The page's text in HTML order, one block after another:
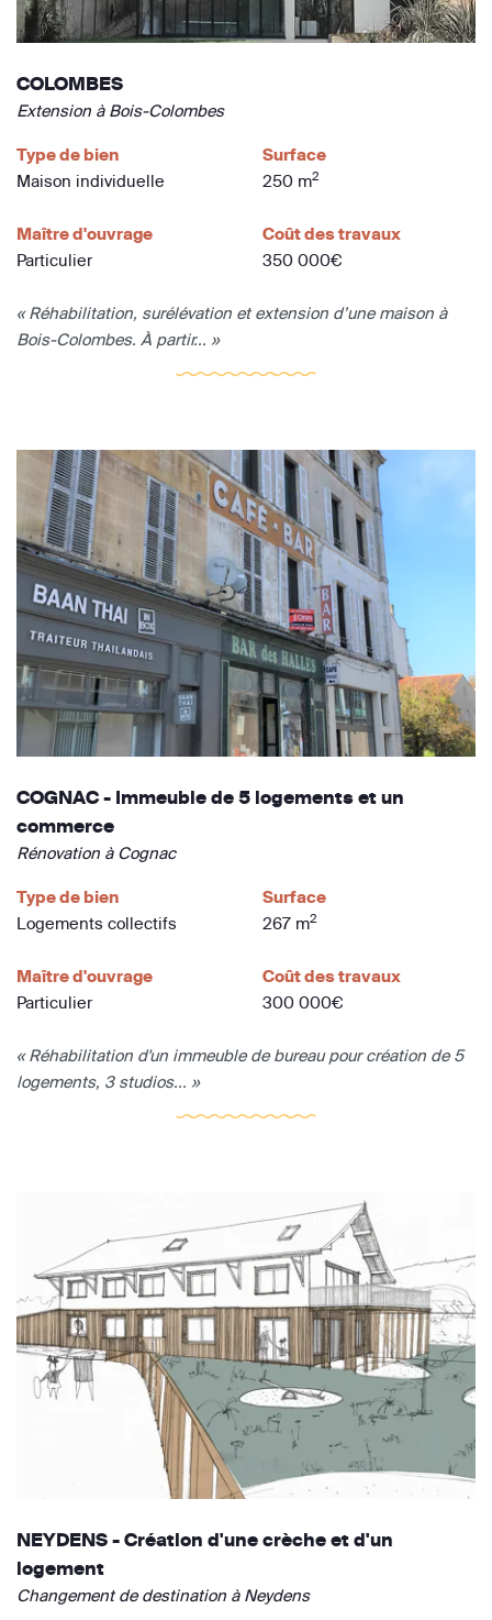
COLOMBES
Extension à Bois-Colombes
Type de bien
Maison individuelle
Surface
250 m2
Maître d'ouvrage
Particulier
Coût des travaux
350 000€
« Réhabilitation, surélévation et extension d’une maison à
Bois-Colombes. À partir... »
COGNAC - Immeuble de 5 logements et un
commerce
Rénovation à Cognac
Type de bien
Logements collectifs
Surface
267 m2
Maître d'ouvrage
Particulier
Coût des travaux
300 000€
« Réhabilitation d'un immeuble de bureau pour création de 5
logements, 3 studios... »
NEYDENS - Création d'une crèche et d'un
logement
Changement de destination à Neydens